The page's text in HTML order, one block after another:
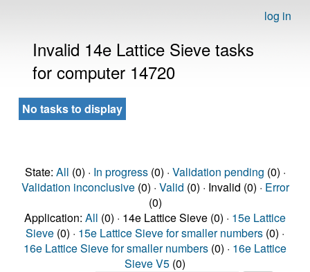
log in
Invalid 14e Lattice Sieve tasks
for computer 14720
No tasks to display
State: All (0) · In progress(0) · Validation pending (0) ·
Validation inconclusive(0) · Valid (0) · Invalid (0) · Error
(0)
Application: All (0) · 14e Lattice Sieve (0) · 15e Lattice
Sieve (0) · 15e Lattice Sieve for smaller numbers (0) ·
16e Lattice Sieve for smaller numbers (0) · 16e Lattice
Sieve V5 (0)